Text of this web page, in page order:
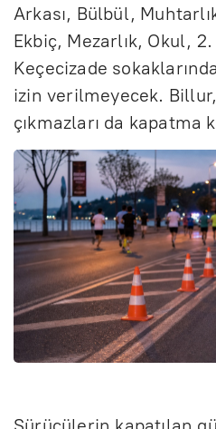
Arkası, Bülbül,
Ekbiç, Mezarlık, Okul,
Keçecizade
izin verilmeyecek.
çıkmazları da kapatma